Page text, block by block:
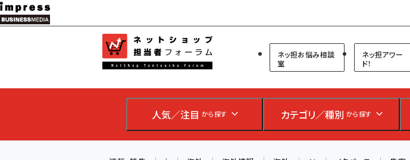
メ
イ
ン
ツ
ネットショップ担当者フォーラム
ネッ担お悩み相談
室
ネッ担アワー
ド！
人気／注目 から探す カテゴリ／種別 から探す
AIが買い物を代行する時代に
アルペン、オイシックス、元
ミナー（8/26＠東京）